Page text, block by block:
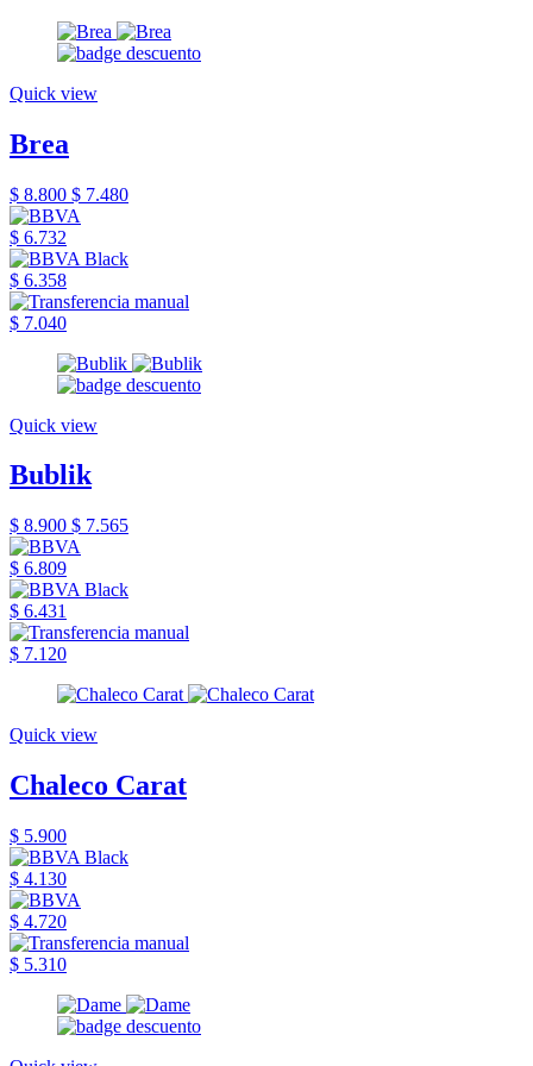
Quick view
Brea
$ 8.800 $ 7.480
$ 6.732
$ 6.358
$ 7.040
Quick view
Bublik
$ 8.900 $ 7.565
$ 6.809
$ 6.431
$ 7.120
Quick view
Chaleco Carat
$ 5.900
$ 4.130
$ 4.720
$ 5.310